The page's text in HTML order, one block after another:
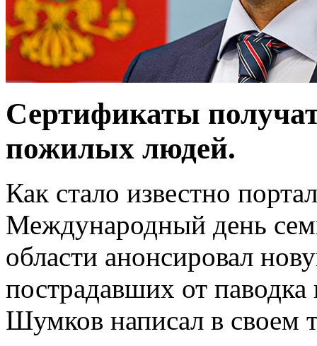
Сертификаты
пожилых людей.
Как стало известно
Международный день
области анонсировал
пострадавших от
Шумков написал в своем